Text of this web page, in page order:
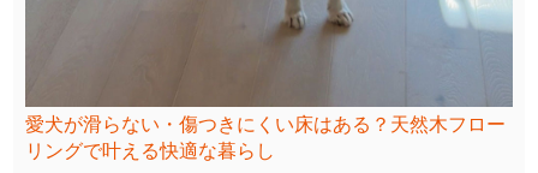
愛犬が滑らない・傷つきにくい床はある？天然木フロー
リングで叶える快適な暮らし